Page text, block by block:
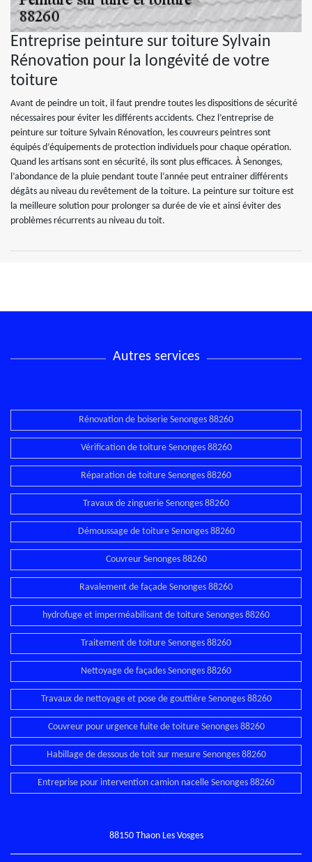
Entreprise peinture sur toiture Sylvain
Rénovation pour la longévité de votre
toiture
Avant de peindre un toit, il faut prendre toutes les dispositions de sécurité
nécessaires pour éviter les différents accidents. Chez l’entreprise de
peinture sur toiture Sylvain Rénovation, les couvreurs peintres sont
équipés d’équipements de protection individuels pour chaque opération.
Quand les artisans sont en sécurité, ils sont plus efficaces. À Senonges,
l’abondance de la pluie pendant toute l’année peut entrainer différents
dégâts au niveau du revêtement de la toiture. La peinture sur toiture est
la meilleure solution pour prolonger sa durée de vie et ainsi éviter des
problèmes récurrents au niveau du toit.
Autres services
Rénovation de boiserie Senonges 88260
Vérification de toiture Senonges 88260
Réparation de toiture Senonges 88260
Travaux de zinguerie Senonges 88260
Démoussage de toiture Senonges 88260
Couvreur Senonges 88260
Ravalement de façade Senonges 88260
hydrofuge et imperméabilisant de toiture Senonges 88260
Traitement de toiture Senonges 88260
Nettoyage de façades Senonges 88260
Travaux de nettoyage et pose de gouttière Senonges 88260
Couvreur pour urgence fuite de toiture Senonges 88260
Habillage de dessous de toit sur mesure Senonges 88260
Entreprise pour intervention camion nacelle Senonges 88260
88150 Thaon Les Vosges